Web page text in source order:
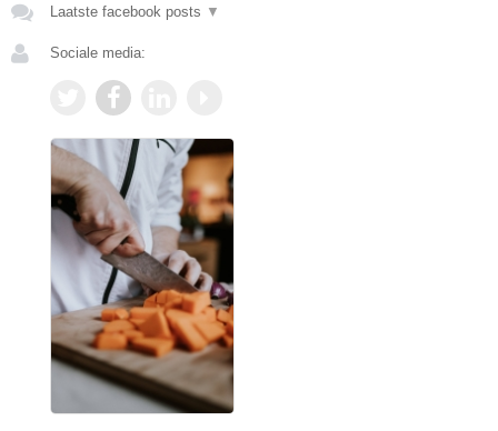
Laatste facebook posts ▼
Sociale media: